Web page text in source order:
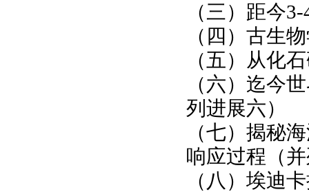
（三）距今3-
（四）古生
（五）从化
（六）迄今
列进展六）
（七）揭秘
响应过程（
（八）埃迪